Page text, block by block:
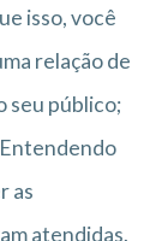
isso, você
relação de
seu público;
as
atendidas.